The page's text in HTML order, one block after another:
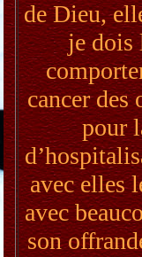
de Dieu,
je dois
cancer des
pour
avec elles
avec
son